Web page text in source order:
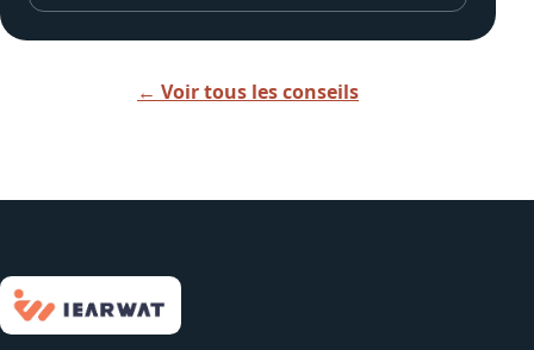
← Voir tous les conseils